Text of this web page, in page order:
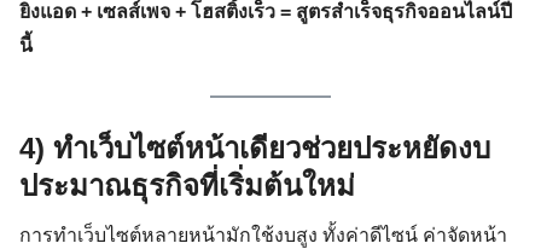
ยิงแอด + เซลส์เพจ + โฮสติ้งเร็ว = สูตรสำเร็จธุรกิจออนไลน์ปี
นี้
4) ทำเว็บไซต์หน้าเดียวช่วยประหยัดงบ
ประมาณธุรกิจที่เริ่มต้นใหม่
การทำเว็บไซต์หลายหน้ามักใช้งบสูง ทั้งค่าดีไซน์ ค่าจัดหน้า